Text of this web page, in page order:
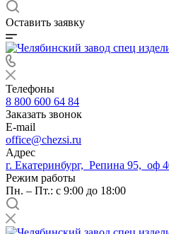
Оставить заявку
Телефоны
8 800 600 64 84
Заказать звонок
E-mail
office@chezsi.ru
Адрес
г. Екатеринбург, Репина 95, оф
Режим работы
Пн. – Пт.: с 9:00 до 18:00